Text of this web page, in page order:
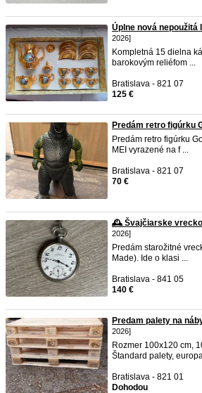
Úplne nová nepoužitá
2026]
Kompletná 15 dielna
barokovým reliéfom ...
Bratislava - 821 07
125 €
Predám retro figúrku
Predám retro figúrku
MEI vyrazené na f ...
Bratislava - 821 07
70 €
🕰️ Švajčiarske
2026]
Predám starožitné
Made). Ide o klasi ...
Bratislava - 841 05
140 €
Predam palety na
2026]
Rozmer 100x120 cm,
Štandard palety,
Bratislava - 821 01
Dohodou